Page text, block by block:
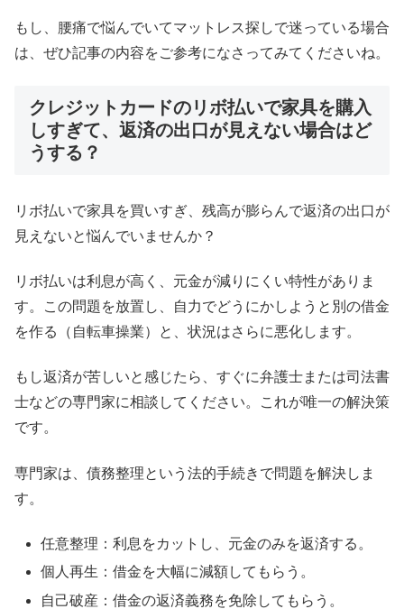
もし、腰痛で悩んでいてマットレス探しで迷っている場合
は、ぜひ記事の内容をご参考になさってみてくださいね。
クレジットカードのリボ払いで家具を購入
しすぎて、返済の出口が見えない場合はど
うする？
リボ払いで家具を買いすぎ、残高が膨らんで返済の出口が
見えないと悩んでいませんか？
リボ払いは利息が高く、元金が減りにくい特性がありま
す。この問題を放置し、自力でどうにかしようと別の借金
を作る（自転車操業）と、状況はさらに悪化します。
もし返済が苦しいと感じたら、すぐに弁護士または司法書
士などの専門家に相談してください。これが唯一の解決策
です。
専門家は、債務整理という法的手続きで問題を解決しま
す。
任意整理：利息をカットし、元金のみを返済する。
個人再生：借金を大幅に減額してもらう。
自己破産：借金の返済義務を免除してもらう。